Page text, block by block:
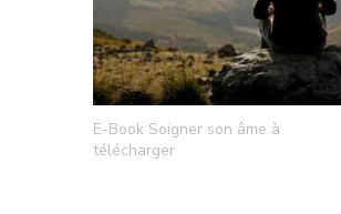
E-Book Soigner son âme à
télécharger